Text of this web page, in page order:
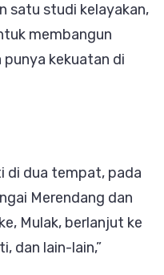
satu studi kelayakan,
membangun
kekuatan di
di dua tempat, pada
Merendang dan
Mulak, berlanjut ke
dan lain-lain,”